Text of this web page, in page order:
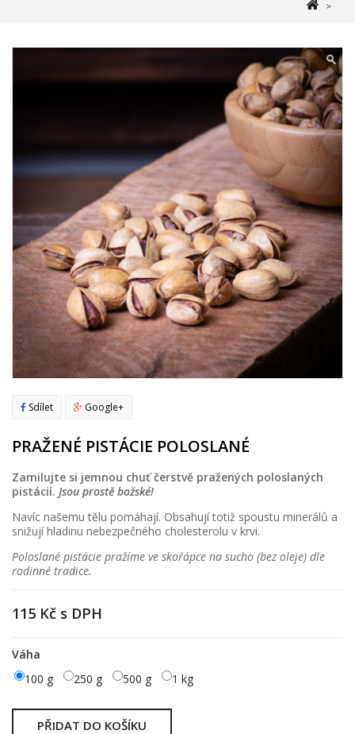
>
Sdílet Google+
PRAŽENÉ PISTÁCIE POLOSLANÉ
Zamilujte si jemnou chuť čerstvě pražených poloslaných
pistácií. Jsou prostě božské!
Navíc našemu tělu pomáhají. Obsahují totiž spoustu minerálů a
snižují hladinu nebezpečného cholesterolu v krvi.
Poloslané pistácie pražíme ve skořápce na sucho (bez oleje) dle
rodinné tradice.
115 Kč s DPH
Váha
100 g
250 g 500 g 1 kg
PŘIDAT DO KOŠÍKU